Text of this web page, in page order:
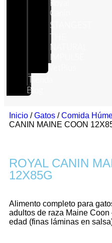
Royal
Canin
STANGEST
NATURAL
Blog
Inicio /Gatos /Comida
CANIN MAINE COON
ROYAL CANIN
12X85G
Alimento completo para
adultos de raza Maine
edad (finas láminas en